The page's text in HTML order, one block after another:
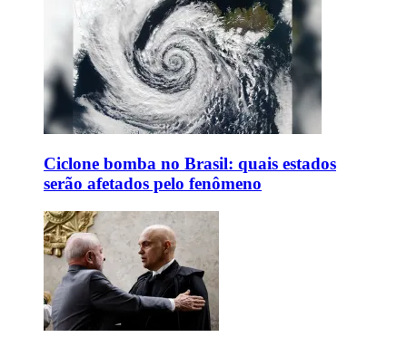
Ciclone bomba no Brasil: quais estados
serão afetados pelo fenômeno